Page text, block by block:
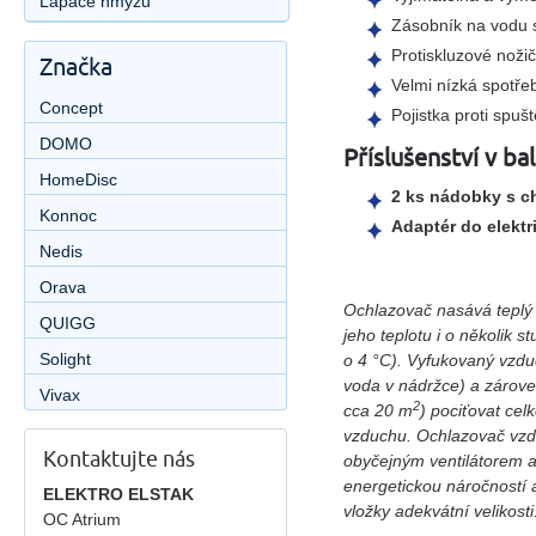
Zásobník na vodu
Protiskluzové
Velmi nízká
Pojistka proti
Příslušenství v
2 ks nádobky s
Adaptér do
Ochlazovač nasává
jeho teplotu i o několik
o 4 °C). Vyfukovaný
voda v nádržce) a
cca 20 m2) pociťovat
vzduchu. Ochlazovač
obyčejným ventilátorem
energetickou náročností
vložky adekvátní
Značka
Concept
DOMO
HomeDisc
Konnoc
Nedis
Orava
QUIGG
Solight
Vivax
Kontaktujte nás
ELEKTRO ELSTAK
OC Atrium